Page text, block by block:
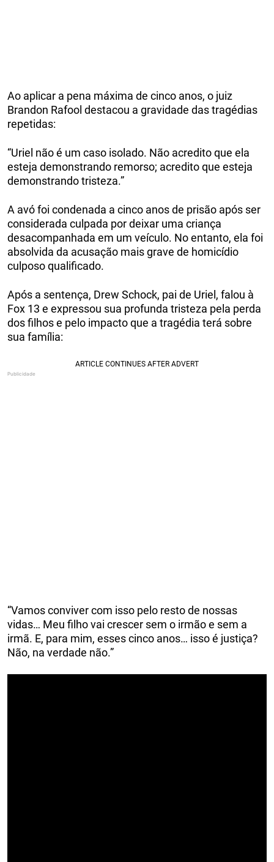
Ao aplicar a pena máxima de cinco anos, o juiz
Brandon Rafool destacou a gravidade das tragédias
repetidas:
“Uriel não é um caso isolado. Não acredito que ela
esteja demonstrando remorso; acredito que esteja
demonstrando tristeza.”
A avó foi condenada a cinco anos de prisão após ser
considerada culpada por deixar uma criança
desacompanhada em um veículo. No entanto, ela foi
absolvida da acusação mais grave de homicídio
culposo qualificado.
Após a sentença, Drew Schock, pai de Uriel, falou à
Fox 13 e expressou sua profunda tristeza pela perda
dos filhos e pelo impacto que a tragédia terá sobre
sua família:
“Vamos conviver com isso pelo resto de nossas
vidas… Meu filho vai crescer sem o irmão e sem a
irmã. E, para mim, esses cinco anos… isso é justiça?
Não, na verdade não.”